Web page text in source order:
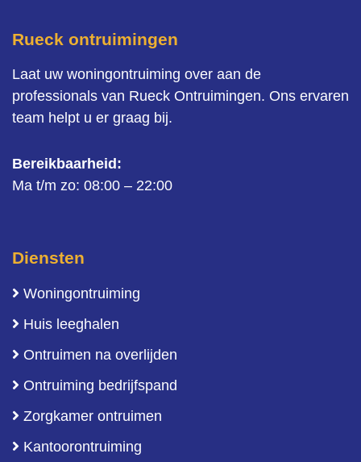
Rueck ontruimingen
Laat uw woningontruiming over aan de
professionals van Rueck Ontruimingen. Ons ervaren
team helpt u er graag bij.
Bereikbaarheid:
Ma t/m zo: 08:00 – 22:00
Diensten
Woningontruiming
Huis leeghalen
Ontruimen na overlijden
Ontruiming bedrijfspand
Zorgkamer ontruimen
Kantoorontruiming